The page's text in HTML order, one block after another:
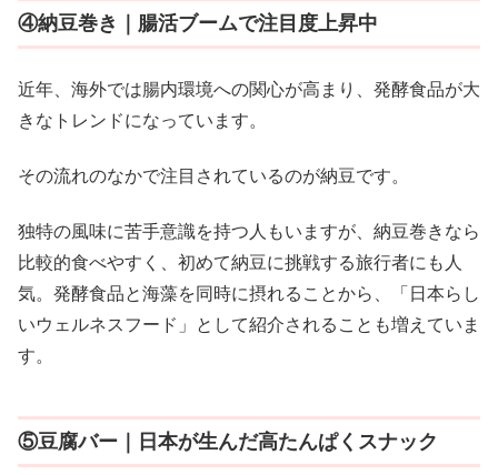
④納豆巻き｜腸活ブームで注目度上昇中
近年、海外では腸内環境への関心が高まり、発酵食品が大
きなトレンドになっています。
その流れのなかで注目されているのが納豆です。
独特の風味に苦手意識を持つ人もいますが、納豆巻きなら
比較的食べやすく、初めて納豆に挑戦する旅行者にも人
気。発酵食品と海藻を同時に摂れることから、「日本らし
いウェルネスフード」として紹介されることも増えていま
す。
⑤豆腐バー｜日本が生んだ高たんぱくスナック